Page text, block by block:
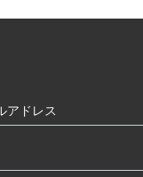
アドレス